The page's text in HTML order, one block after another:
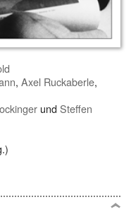
, Axel Ruckaberle,
undSteffen